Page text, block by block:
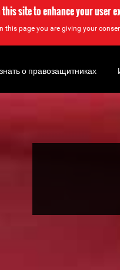
this site to enhance your user
this page you are giving your
о правозащитниках